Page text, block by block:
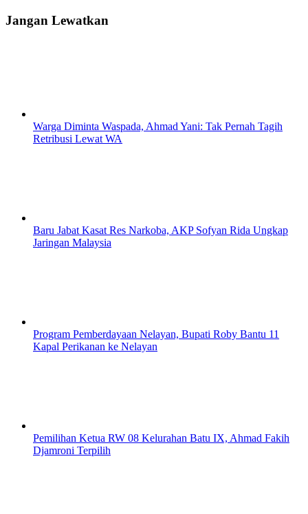
Jangan Lewatkan
Warga Diminta Waspada, Ahmad Yani: Tak Pernah Tagih
Retribusi Lewat WA
Baru Jabat Kasat Res Narkoba, AKP Sofyan Rida Ungkap
Jaringan Malaysia
Program Pemberdayaan Nelayan, Bupati Roby Bantu 11
Kapal Perikanan ke Nelayan
Pemilihan Ketua RW 08 Kelurahan Batu IX, Ahmad Fakih
Djamroni Terpilih